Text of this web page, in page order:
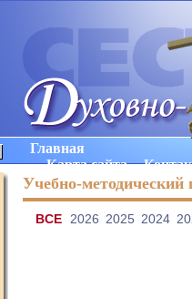
Главная
Карта сайта
Учебно-методический
ВCE 2026 2025 2024